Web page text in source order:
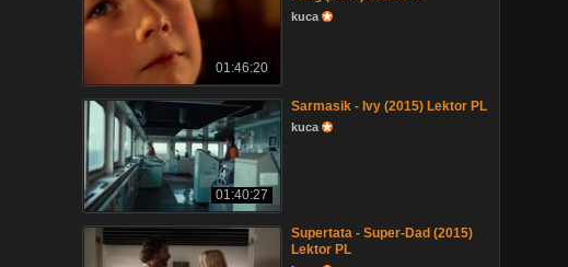
01:46:20
kuca
01:40:27
Sarmasik - Ivy (2015) Lektor PL
kuca
Supertata - Super-Dad (2015)
Lektor PL